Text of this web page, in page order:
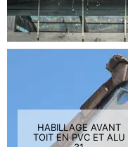
HABILLAGE AVANT
TOIT EN PVC ET ALU